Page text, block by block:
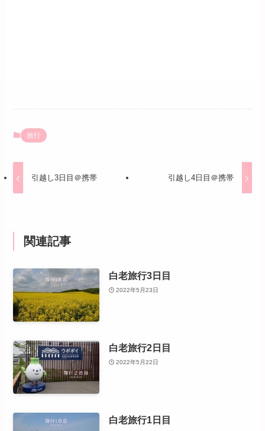
旅行
引越し3日目＠携帯 引越し4日目＠携帯
関連記事
白老旅行3日目
2022年5月23日
白老旅行2日目
2022年5月22日
白老旅行1日目